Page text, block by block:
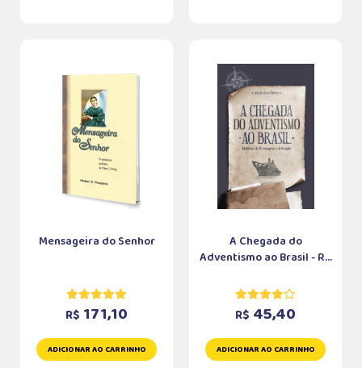
Mensageira do Senhor
R$ 171,10
ADICIONAR AO CARRINHO
A Chegada do
Adventismo ao Brasil - R...
R$ 45,40
ADICIONAR AO CARRINHO